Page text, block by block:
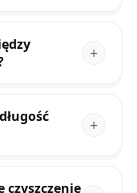
czyszczenie